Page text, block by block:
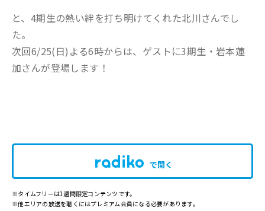
と、4期生の熱い絆を打ち明けてくれた北川さんでし
た。
次回6/25(日)よる6時からは、ゲストに3期生・岩本蓮
加さんが登場します！
で開く
※タイムフリーは1週間限定コンテンツです。
※他エリアの放送を聴くにはプレミアム会員になる必要があります。